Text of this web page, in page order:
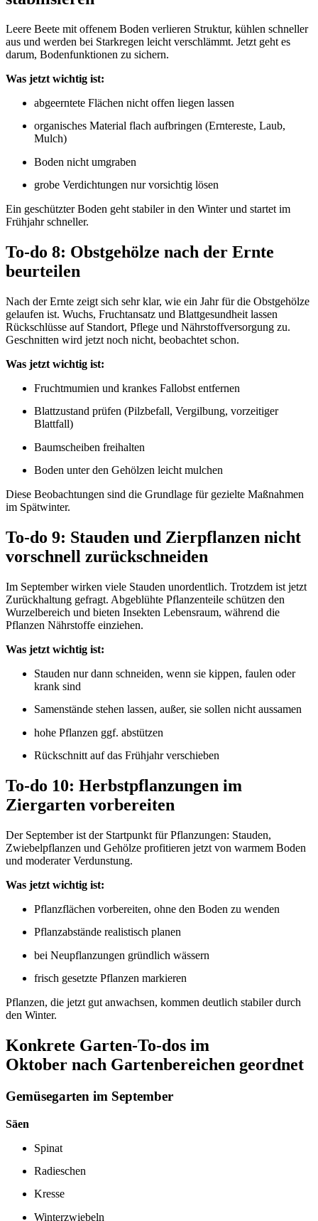
Leere Beete mit offenem Boden verlieren Struktur, kühlen schneller
aus und werden bei Starkregen leicht verschlämmt. Jetzt geht es
darum, Bodenfunktionen zu sichern.
Was jetzt wichtig ist:
abgeerntete Flächen nicht offen liegen lassen
organisches Material flach aufbringen (Erntereste, Laub,
Mulch)
Boden nicht umgraben
grobe Verdichtungen nur vorsichtig lösen
Ein geschützter Boden geht stabiler in den Winter und startet im
Frühjahr schneller.
To-do 8: Obstgehölze nach der Ernte
beurteilen
Nach der Ernte zeigt sich sehr klar, wie ein Jahr für die Obstgehölze
gelaufen ist. Wuchs, Fruchtansatz und Blattgesundheit lassen
Rückschlüsse auf Standort, Pflege und Nährstoffversorgung zu.
Geschnitten wird jetzt noch nicht, beobachtet schon.
Was jetzt wichtig ist:
Fruchtmumien und krankes Fallobst entfernen
Blattzustand prüfen (Pilzbefall, Vergilbung, vorzeitiger
Blattfall)
Baumscheiben freihalten
Boden unter den Gehölzen leicht mulchen
Diese Beobachtungen sind die Grundlage für gezielte Maßnahmen
im Spätwinter.
To-do 9: Stauden und Zierpflanzen nicht
vorschnell zurückschneiden
Im September wirken viele Stauden unordentlich. Trotzdem ist jetzt
Zurückhaltung gefragt. Abgeblühte Pflanzenteile schützen den
Wurzelbereich und bieten Insekten Lebensraum, während die
Pflanzen Nährstoffe einziehen.
Was jetzt wichtig ist:
Stauden nur dann schneiden, wenn sie kippen, faulen oder
krank sind
Samenstände stehen lassen, außer, sie sollen nicht aussamen
hohe Pflanzen ggf. abstützen
Rückschnitt auf das Frühjahr verschieben
To-do 10: Herbstpflanzungen im
Ziergarten vorbereiten
Der September ist der Startpunkt für Pflanzungen: Stauden,
Zwiebelpflanzen und Gehölze profitieren jetzt von warmem Boden
und moderater Verdunstung.
Was jetzt wichtig ist:
Pflanzflächen vorbereiten, ohne den Boden zu wenden
Pflanzabstände realistisch planen
bei Neupflanzungen gründlich wässern
frisch gesetzte Pflanzen markieren
Pflanzen, die jetzt gut anwachsen, kommen deutlich stabiler durch
den Winter.
Konkrete Garten-To-dos im
Oktober nach Gartenbereichen geordnet
Gemüsegarten im September
Säen
Spinat
Radieschen
Kresse
Winterzwiebeln